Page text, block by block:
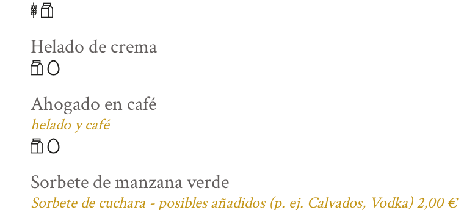
Helado de crema
Ahogado en café
helado y café
Sorbete de manzana verde
Sorbete de cuchara - posibles añadidos (p. ej. Calvados, Vodka) 2,00 €